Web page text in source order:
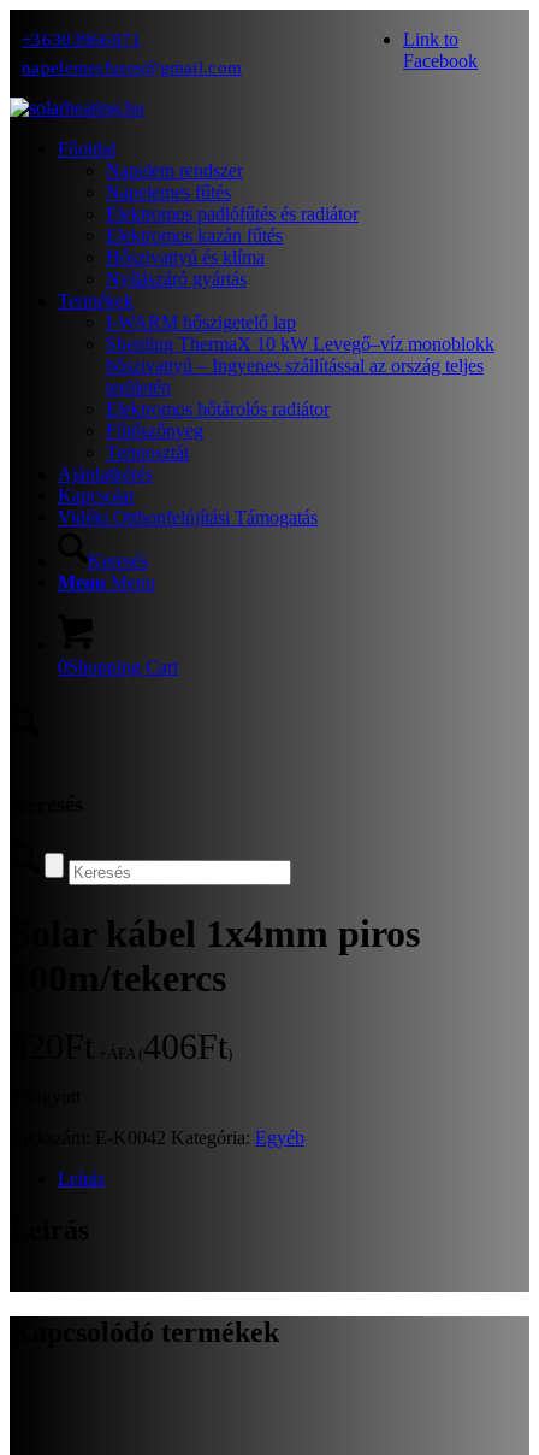
Link to
Facebook
+36303966871
napelemesfutes@gmail.com
Főoldal
Napelem rendszer
Napelemes fűtés
Elektromos padlófűtés és radiátor
Elektromos kazán fűtés
Hőszivattyú és klíma
Nyílászáró gyártás
Termékek
I-WARM hőszigetelő lap
Shenling ThermaX 10 kW Levegő–víz monoblokk
hőszivattyú – Ingyenes szállítással az ország teljes
területén
Elektromos hőtárolós radiátor
Fűtőszőnyeg
Termosztát
Ajánlatkérés
Kapcsolat
Vidéki Otthonfelújítási Támogatás
Keresés
Menu Menu
0Shopping Cart
Solar kábel 1x4mm piros
100m/tekercs
+ÁFA (406Ft)
E-K0042 Kategória: Egyéb
Leírás
Kapcsolódó termékek